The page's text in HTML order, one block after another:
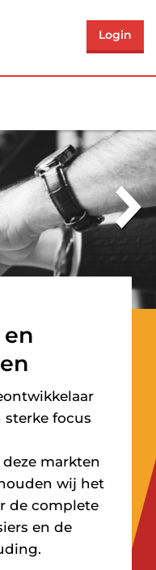
Login
focus
markten
wij het
de complete
en de